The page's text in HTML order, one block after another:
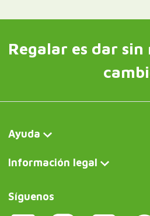
Regalar es dar
Ayuda
Información legal
Síguenos